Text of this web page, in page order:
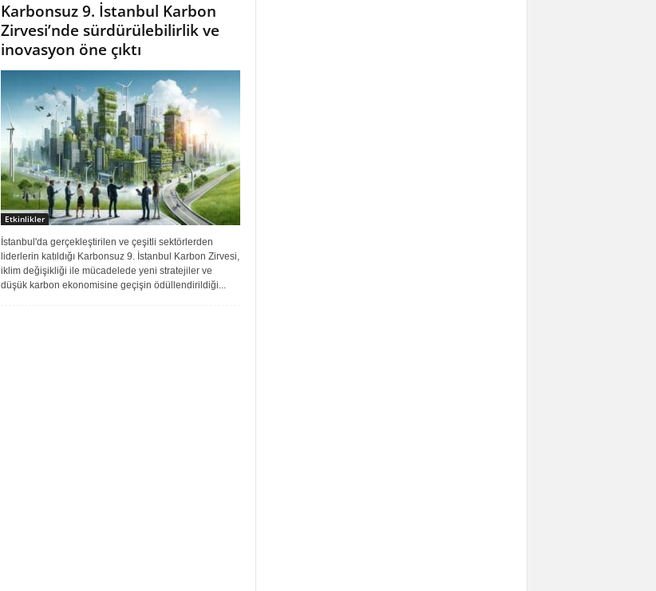
Karbonsuz 9. İstanbul Karbon
Zirvesi’nde sürdürülebilirlik ve
inovasyon öne çıktı
Etkinlikler
İstanbul'da gerçekleştirilen ve çeşitli sektörlerden
liderlerin katıldığı Karbonsuz 9. İstanbul Karbon Zirvesi,
iklim değişikliği ile mücadelede yeni stratejiler ve
düşük karbon ekonomisine geçişin ödüllendirildiği...